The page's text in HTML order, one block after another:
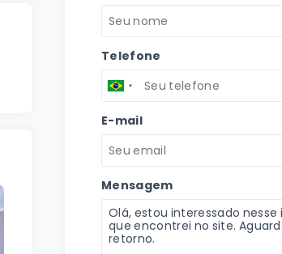
Telefone
E-mail
Mensagem